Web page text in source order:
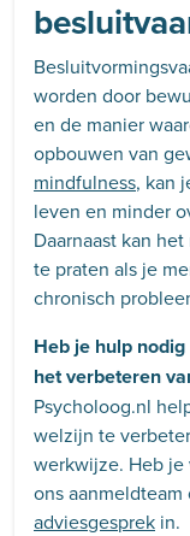
worden door
en de manier
opbouwen van
mindfulness, kan
leven en minder
Daarnaast kan
te praten als je
chronisch
Heb je hulp
het verbeteren
Psycholoog.nl
welzijn te
werkwijze. Heb je
ons
adviesgesprek in.